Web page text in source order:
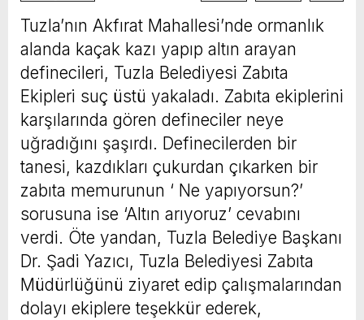
Tuzla’nın Akfırat Mahallesi’nde ormanlık
alanda kaçak kazı yapıp altın arayan
definecileri, Tuzla Belediyesi Zabıta
Ekipleri suç üstü yakaladı. Zabıta ekiplerini
karşılarında gören defineciler neye
uğradığını şaşırdı. Definecilerden bir
tanesi, kazdıkları çukurdan çıkarken bir
zabıta memurunun ‘ Ne yapıyorsun?’
sorusuna ise ‘Altın arıyoruz’ cevabını
verdi. Öte yandan, Tuzla Belediye Başkanı
Dr. Şadi Yazıcı, Tuzla Belediyesi Zabıta
Müdürlüğünü ziyaret edip çalışmalarından
dolayı ekiplere teşekkür ederek,